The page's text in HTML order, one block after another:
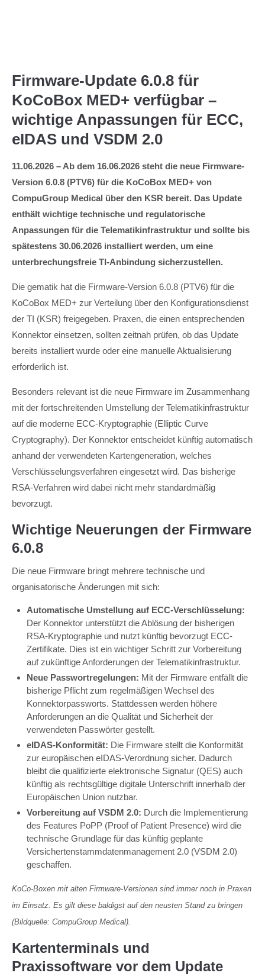
Firmware-Update 6.0.8 für
KoCoBox MED+ verfügbar –
wichtige Anpassungen für ECC,
eIDAS und VSDM 2.0
11.06.2026 – Ab dem 16.06.2026 steht die neue Firmware-
Version 6.0.8 (PTV6) für die KoCoBox MED+ von
CompuGroup Medical über den KSR bereit. Das Update
enthält wichtige technische und regulatorische
Anpassungen für die Telematikinfrastruktur und sollte bis
spätestens 30.06.2026 installiert werden, um eine
unterbrechungsfreie TI-Anbindung sicherzustellen.
Die gematik hat die Firmware-Version 6.0.8 (PTV6) für die
KoCoBox MED+ zur Verteilung über den Konfigurationsdienst
der TI (KSR) freigegeben. Praxen, die einen entsprechenden
Konnektor einsetzen, sollten zeitnah prüfen, ob das Update
bereits installiert wurde oder eine manuelle Aktualisierung
erforderlich ist.
Besonders relevant ist die neue Firmware im Zusammenhang
mit der fortschreitenden Umstellung der Telematikinfrastruktur
auf die moderne ECC-Kryptographie (Elliptic Curve
Cryptography). Der Konnektor entscheidet künftig automatisch
anhand der verwendeten Kartengeneration, welches
Verschlüsselungsverfahren eingesetzt wird. Das bisherige
RSA-Verfahren wird dabei nicht mehr standardmäßig
bevorzugt.
Wichtige Neuerungen der Firmware
6.0.8
Die neue Firmware bringt mehrere technische und
organisatorische Änderungen mit sich:
Automatische Umstellung auf ECC-Verschlüsselung:
Der Konnektor unterstützt die Ablösung der bisherigen
RSA-Kryptographie und nutzt künftig bevorzugt ECC-
Zertifikate. Dies ist ein wichtiger Schritt zur Vorbereitung
auf zukünftige Anforderungen der Telematikinfrastruktur.
Neue Passwortregelungen: Mit der Firmware entfällt die
bisherige Pflicht zum regelmäßigen Wechsel des
Konnektorpassworts. Stattdessen werden höhere
Anforderungen an die Qualität und Sicherheit der
verwendeten Passwörter gestellt.
eIDAS-Konformität: Die Firmware stellt die Konformität
zur europäischen eIDAS-Verordnung sicher. Dadurch
bleibt die qualifizierte elektronische Signatur (QES) auch
künftig als rechtsgültige digitale Unterschrift innerhalb der
Europäischen Union nutzbar.
Vorbereitung auf VSDM 2.0: Durch die Implementierung
des Features PoPP (Proof of Patient Presence) wird die
technische Grundlage für das künftig geplante
Versichertenstammdatenmanagement 2.0 (VSDM 2.0)
geschaffen.
KoCo-Boxen mit alten Firmware-Versionen sind immer noch in Praxen
im Einsatz. Es gilt diese baldigst auf den neusten Stand zu bringen
(Bildquelle: CompuGroup Medical).
Kartenterminals und
Praxissoftware vor dem Update